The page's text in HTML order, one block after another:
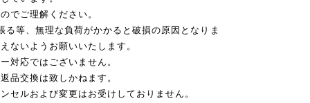
でご理解ください。
等、無理な負荷がかかると破損の原因となりま
ないようお願いいたします。
対応ではございません。
品交換は致しかねます。
セルおよび変更はお受けしておりません。